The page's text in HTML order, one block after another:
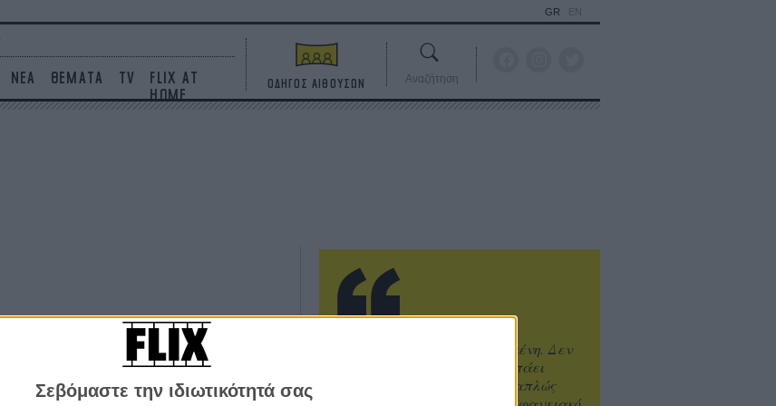
Σεβόμαστε την ιδιωτικότητά σας
ΝΕΑ ΘΕΜΑΤΑ TV
FLIX AT
HOME
GR EN
ΟΔΗΓΟΣ ΑΙΘΟΥΣΩΝ Αναζήτηση
Η επιτυχία είναι υπερτιμημένη. Δεν
σε κάνει καλύτερο, δεν σε πάει
πουθενά η επιτυχία. Είναι απλώς